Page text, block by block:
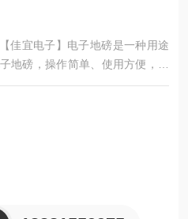
佳宜电子】电子地磅是一种用途
地磅，操作简单、使用方便，适
矿山，石油化工、及各类大宗货